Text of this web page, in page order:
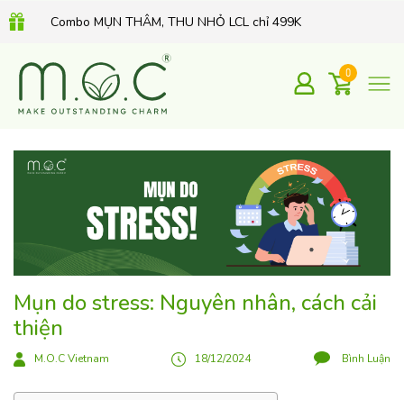
Combo MỤN THÂM, THU NHỎ LCL chỉ 499K
QUÀ TẶNG 350K khi mua Kem dưỡng Retinol hữu cơ 30Gr
0
Mụn do stress: Nguyên nhân, cách cải
thiện
M.O.C Vietnam 18/12/2024 Bình Luận